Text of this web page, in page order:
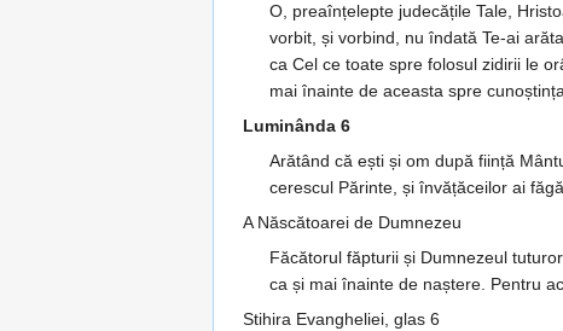
O, preaînțelepte judecățile Tale,
vorbit, și vorbind, nu îndată Te-ai
ca Cel ce toate spre folosul zidirii le
mai înainte de aceasta spre
Luminânda 6
Arătând că ești și om după ființă
cerescul Părinte, și învățăceilor ai
A Născătoarei de Dumnezeu
Făcătorul făpturii și Dumnezeul
ca și mai înainte de naștere. Pentru
Stihira Evangheliei, glas 6